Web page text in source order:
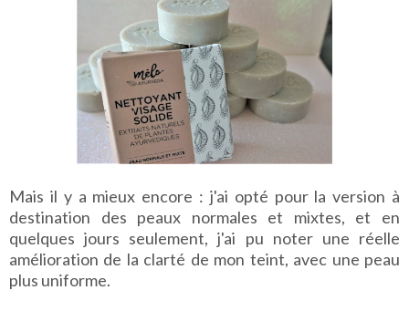
Mais il y a mieux encore : j'ai opté pour la version à
destination des peaux normales et mixtes, et en
quelques jours seulement, j'ai pu noter une réelle
amélioration de la clarté de mon teint, avec une peau
plus uniforme.